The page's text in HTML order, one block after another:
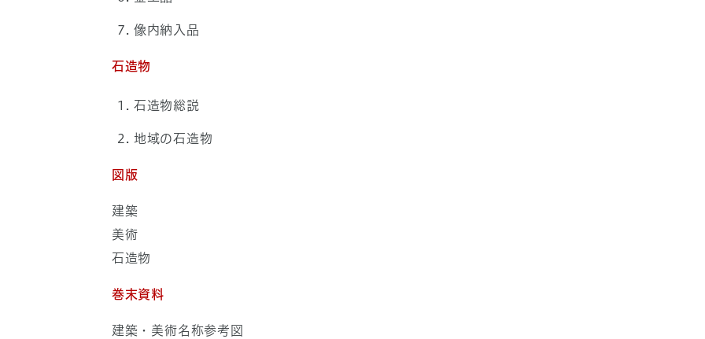
像内納入品
石造物
石造物総説
地域の石造物
図版
建築
美術
石造物
巻末資料
建築・美術名称参考図